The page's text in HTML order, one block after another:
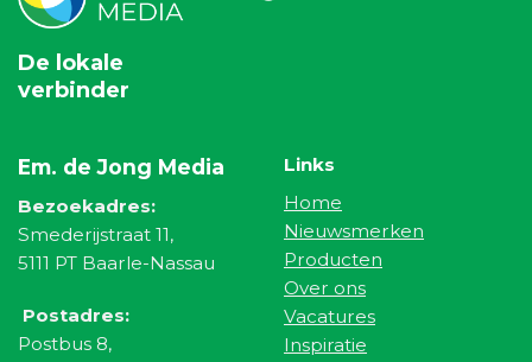
De lokale
verbinder
Em. de Jong Media
Bezoekadres:
Smederijstraat 11,
5111 PT Baarle-Nassau
Postadres:
Postbus 8,
Links
Home
Nieuwsmerken
Producten
Over ons
Vacatures
Inspiratie